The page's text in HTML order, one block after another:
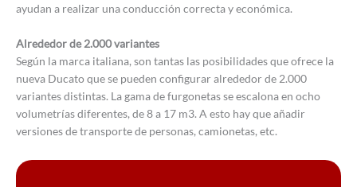
ayudan a realizar una conducción correcta y económica.
Alrededor de 2.000 variantes
Según la marca italiana, son tantas las posibilidades que ofrece la
nueva Ducato que se pueden configurar alrededor de 2.000
variantes distintas. La gama de furgonetas se escalona en ocho
volumetrías diferentes, de 8 a 17 m3. A esto hay que añadir
versiones de transporte de personas, camionetas, etc.